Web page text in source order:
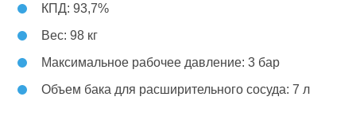
КПД: 93,7%
Вес: 98 кг
Максимальное рабочее давление: 3 бар
Объем бака для расширительного сосуда: 7 л